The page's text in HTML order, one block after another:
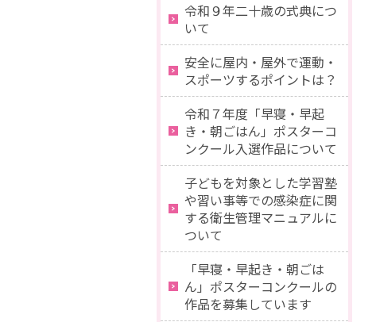
令和９年二十歳の式典につ
いて
安全に屋内・屋外で運動・
スポーツするポイントは？
令和７年度「早寝・早起
き・朝ごはん」ポスターコ
ンクール入選作品について
子どもを対象とした学習塾
や習い事等での感染症に関
する衛生管理マニュアルに
ついて
「早寝・早起き・朝ごは
ん」ポスターコンクールの
作品を募集しています